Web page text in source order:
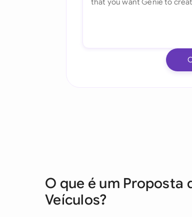
O que é um Proposta
Veículos?